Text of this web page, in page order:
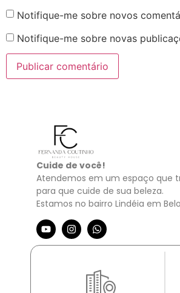
Notifique-me sobre novos
Notifique-me sobre novas
Cuide de você!
Atendemos em um espaço que
para que cuide de sua beleza.
Estamos no bairro Lindéia em